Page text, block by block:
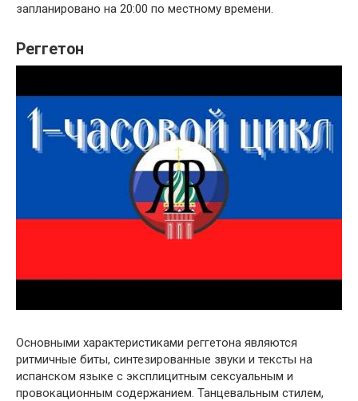
запланировано на 20:00 по местному времени.
Реггетон
Основными характеристиками реггетона являются
ритмичные биты, синтезированные звуки и тексты на
испанском языке с эксплицитным сексуальным и
провокационным содержанием. Танцевальным стилем,